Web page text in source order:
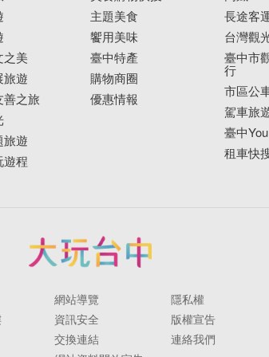
之美
旅遊
善之旅
旅遊
遊程
主題美食
饗用美味
臺中特產
購物商圈
優惠情報
長途客
台灣觀
臺中市
行
市區公
駕車旅
臺中
租車快
網站導覽
隱私權
資訊安全
版權宣告
交換連結
連絡我們